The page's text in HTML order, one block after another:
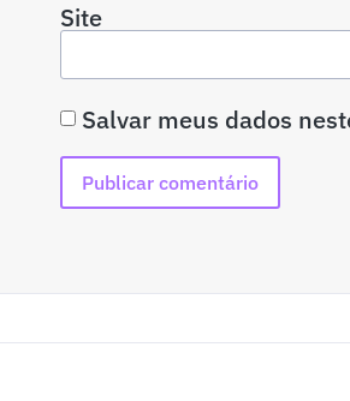
Site
Salvar meus dados